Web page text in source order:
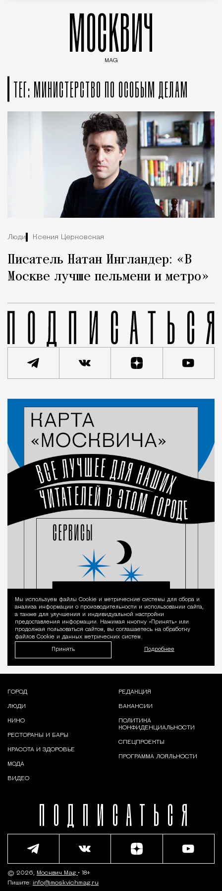
МОСКВИЧ
MAG
ТЕГ: МИНИСТЕРСТВО ПО ОСОБЫМ ДЕЛАМ
Люди Ксения Церковская
Писатель Натан Ингландер: «В
Москве лучше пельмени и метро»
Уведомление
Мы используем файлы Сookie и метрические системы для сбора и
анализа информации о производительности и использовании сайта,
а также для улучшения и индивидуальной настройки
предоставления информации. Нажимая кнопку «Принять» или
продолжая пользоваться сайтом, вы соглашаетесь на обработку
файлов Cookie и данных метрических систем.
Принять Подробнее
ПОДПИСАТЬСЯ
ГОРОД
ЛЮДИ
КИНО
РЕСТОРАНЫ И БАРЫ
КРАСОТА И ЗДОРОВЬЕ
МОДА
ВИДЕО
РЕДАКЦИЯ
ВАКАНСИИ
ПОЛИТИКА
КОНФИДЕНЦИАЛЬНОСТИ
СПЕЦПРОЕКТЫ
ПРОГРАММА ЛОЯЛЬНОСТИ
© 2026, Москвич Mag • 18+
Пишите: info@moskvichmag.ru